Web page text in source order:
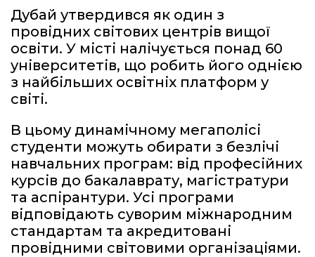
Дубай утвердився як один з
провідних світових центрів вищої
освіти. У місті налічується понад 60
університетів, що робить його однією
з найбільших освітніх платформ у
світі.
В цьому динамічному мегаполісі
студенти можуть обирати з безлічі
навчальних програм: від професійних
курсів до бакалаврату, магістратури
та аспірантури. Усі програми
відповідають суворим міжнародним
стандартам та акредитовані
провідними світовими організаціями.